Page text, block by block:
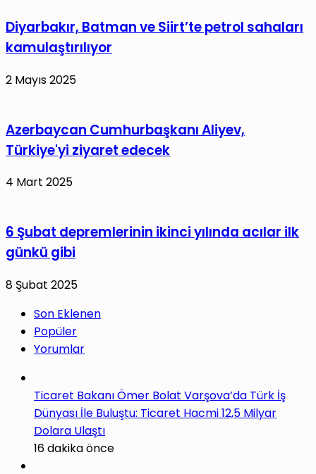
Diyarbakır, Batman ve Siirt’te petrol sahaları
kamulaştırılıyor
2 Mayıs 2025
Azerbaycan Cumhurbaşkanı Aliyev,
Türkiye'yi ziyaret edecek
4 Mart 2025
6 Şubat depremlerinin ikinci yılında acılar ilk
günkü gibi
8 Şubat 2025
Son Eklenen
Popüler
Yorumlar
Ticaret Bakanı Ömer Bolat Varşova’da Türk İş
Dünyası İle Buluştu: Ticaret Hacmi 12,5 Milyar
Dolara Ulaştı
16 dakika önce